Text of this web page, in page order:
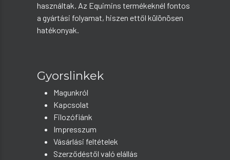
használtak. Az Equimins termékeknél fontos
a gyártási folyamat, hiszen ettől különösen
hatékonyak.
Gyorslinkek
Magunkról
Kapcsolat
Filozófiánk
Impresszum
Vásárlási feltételek
Szerződéstől való elállás